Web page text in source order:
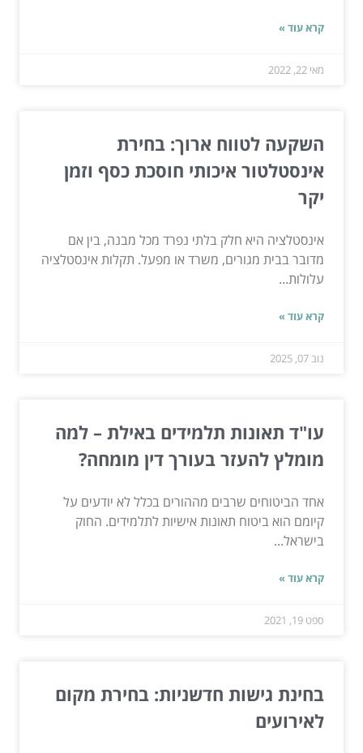
קרא עוד »
מאי 22, 2022
השקעה לטווח ארוך: בחירת
אינסטלטור איכותי חוסכת כסף וזמן
יקר
אינסטלציה היא חלק בלתי נפרד מכל מבנה, בין אם
מדובר בבית מגורים, משרד או מפעל. תקלות אינסטלציה
עלולות...
קרא עוד »
נוב 07, 2025
עו"ד תאונות תלמידים באילת – למה
מומלץ להעזר בעורך דין מומחה?
אחד הביטוחים שרבים מההורים בכלל לא יודעים על
קיומם הוא ביטוח תאונות אישיות לתלמידים. החוק
בישראל...
קרא עוד »
ספט 19, 2021
בחינת גישות חדשניות: בחירת מקום
לאירועים